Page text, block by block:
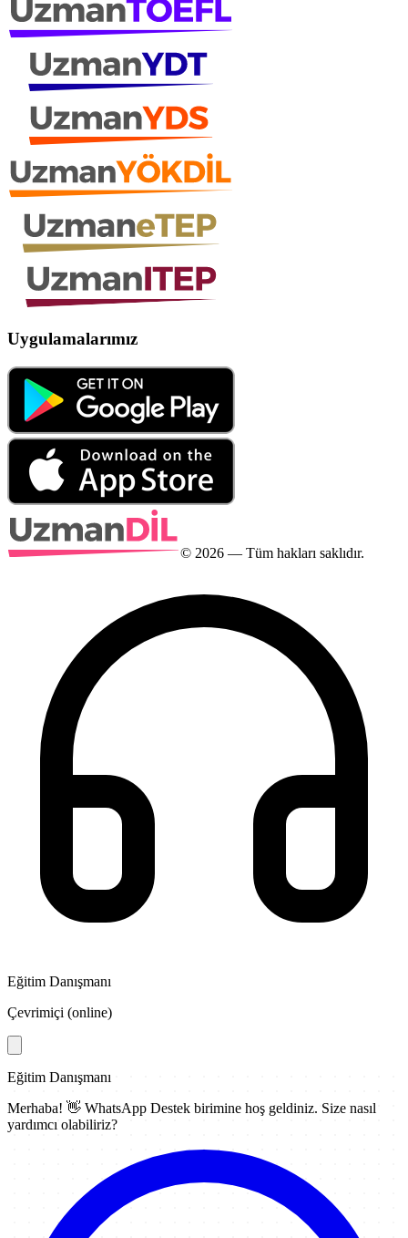
Uygulamalarımız
© 2026 — Tüm hakları saklıdır.
Eğitim Danışmanı
Çevrimiçi (online)
Eğitim Danışmanı
Merhaba! 👋 WhatsApp Destek birimine hoş geldiniz. Size nasıl
yardımcı olabiliriz?